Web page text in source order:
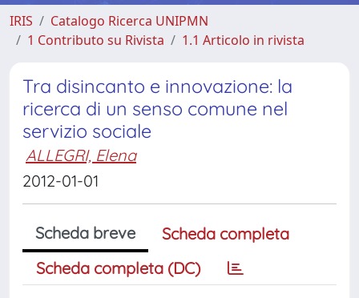
IRIS
Catalogo Ricerca UNIPMN
1 Contributo su Rivista
1.1 Articolo in rivista
Tra disincanto e innovazione: la
ricerca di un senso comune nel
servizio sociale
ALLEGRI, Elena
2012-01-01
Scheda breve
Scheda completa
Scheda completa (DC)